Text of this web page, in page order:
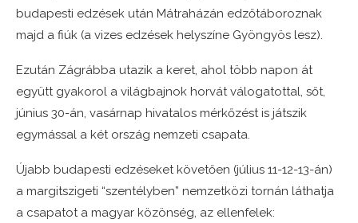
budapesti edzések után Mátraházán edzőtáboroznak
majd a fiúk (a vizes edzések helyszíne Gyöngyös lesz).
Ezután Zágrábba utazik a keret, ahol több napon át
együtt gyakorol a világbajnok horvát válogatottal, sőt,
június 30-án, vasárnap hivatalos mérkőzést is játszik
egymással a két ország nemzeti csapata.
Újabb budapesti edzéseket követően (július 11-12-13-án)
a margitszigeti “szentélyben” nemzetközi tornán láthatja
a csapatot a magyar közönség, az ellenfelek: